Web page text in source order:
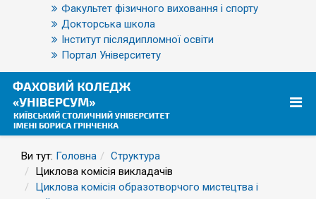
Факультет фізичного виховання і спорту
Докторська школа
Інститут післядипломної освіти
Портал Університету
Ви тут: Головна
Структура
Циклова комісія викладачів
Циклова комісія образотворчого мистецтва і